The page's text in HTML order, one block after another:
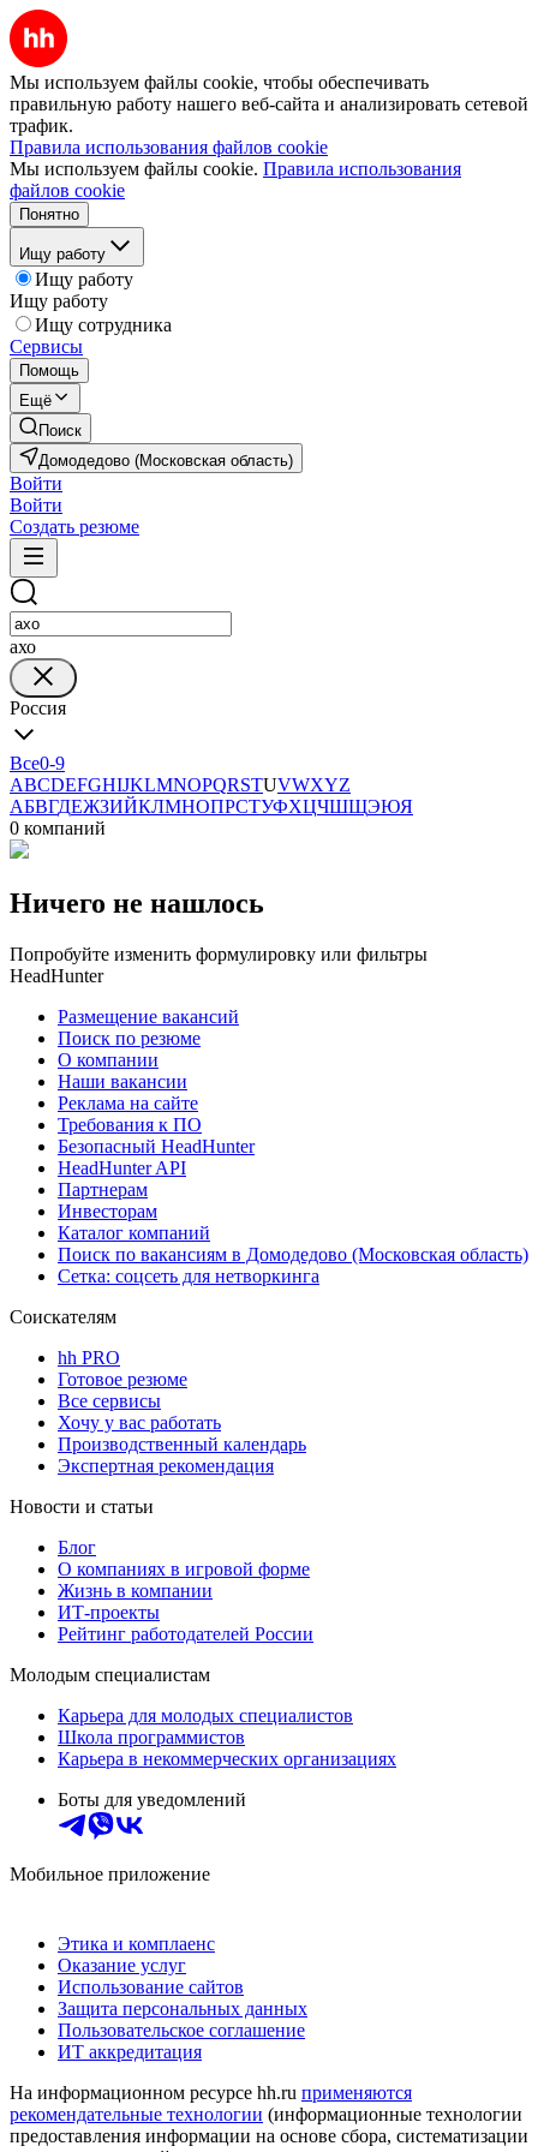
Мы используем файлы cookie, чтобы обеспечивать
правильную работу нашего веб-сайта и анализировать сетевой
трафик.
Правила использования файлов cookie
Мы используем файлы cookie. Правила использования
файлов cookie
Понятно
Ищу работу
Ищу работу
Ищу работу
Ищу сотрудника
Сервисы
Помощь
Ещё
Поиск
Домодедово (Московская область)
Войти
Войти
Создать резюме
ахо
Россия
Все0-9
ABCDEFGHIJKLMNOPQRSTUVWXYZ
АБВГДЕЖЗИЙКЛМНОПРСТУФХЦЧШЩЭЮЯ
0 компаний
Ничего не нашлось
Попробуйте изменить формулировку или фильтры
HeadHunter
Размещение вакансий
Поиск по резюме
О компании
Наши вакансии
Реклама на сайте
Требования к ПО
Безопасный HeadHunter
HeadHunter API
Партнерам
Инвесторам
Каталог компаний
Поиск по вакансиям в Домодедово (Московская область)
Сетка: соцсеть для нетворкинга
Соискателям
hh PRO
Готовое резюме
Все сервисы
Хочу у вас работать
Производственный календарь
Экспертная рекомендация
Новости и статьи
Блог
О компаниях в игровой форме
Жизнь в компании
ИТ-проекты
Рейтинг работодателей России
Молодым специалистам
Карьера для молодых специалистов
Школа программистов
Карьера в некоммерческих организациях
Боты для уведомлений
Мобильное приложение
Этика и комплаенс
Оказание услуг
Использование сайтов
Защита персональных данных
Пользовательское соглашение
ИТ аккредитация
На информационном ресурсе hh.ru применяются
рекомендательные технологии (информационные технологии
предоставления информации на основе сбора, систематизации